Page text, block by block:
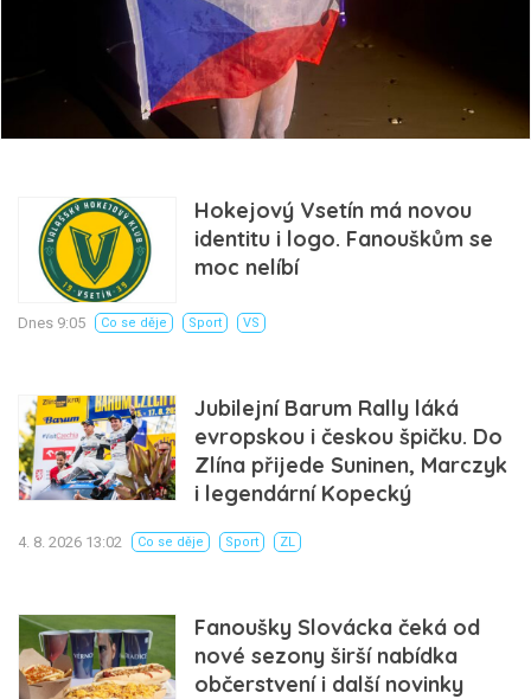
Hokejový Vsetín má novou
identitu i logo. Fanouškům se
moc nelíbí
Dnes 9:05 Co se děje Sport VS
Jubilejní Barum Rally láká
evropskou i českou špičku. Do
Zlína přijede Suninen, Marczyk
i legendární Kopecký
4. 8. 2026 13:02 Co se děje Sport ZL
Fanoušky Slovácka čeká od
nové sezony širší nabídka
občerstvení i další novinky